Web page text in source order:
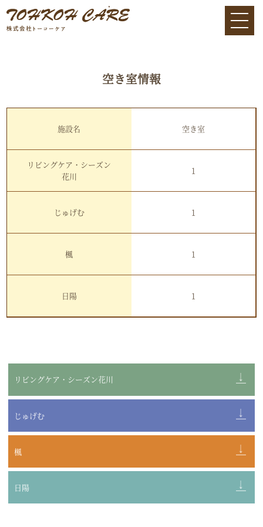
空き室情報
施設名 空き室
リビングケア・シーズン
花川
1
じゅげむ 1
楓 1
日陽 1
リビングケア・シーズン花川
じゅげむ
楓
日陽